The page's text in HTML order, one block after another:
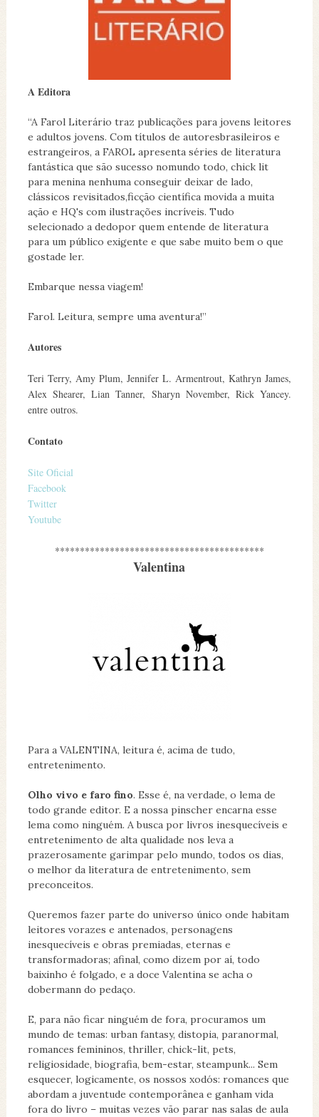
A Editora
“A Farol Literário traz publicações para jovens leitores
e adultos jovens. Com títulos de autoresbrasileiros e
estrangeiros, a FAROL apresenta séries de literatura
fantástica que são sucesso nomundo todo, chick lit
para menina nenhuma conseguir deixar de lado,
clássicos revisitados,ficção científica movida a muita
ação e HQ's com ilustrações incríveis. Tudo
selecionado a dedopor quem entende de literatura
para um público exigente e que sabe muito bem o que
gostade ler.
Embarque nessa viagem!
Farol. Leitura, sempre uma aventura!”
Autores
Teri Terry, Amy Plum, Jennifer L. Armentrout, Kathryn James,
Alex Shearer, Lian Tanner, Sharyn November, Rick Yancey.
entre outros.
Contato
Site Oficial
Facebook
Twitter
Youtube
******************************************
Valentina
Para a VALENTINA, leitura é, acima de tudo,
entretenimento.
Olho vivo e faro fino. Esse é, na verdade, o lema de
todo grande editor. E a nossa pinscher encarna esse
lema como ninguém. A busca por livros inesquecíveis e
entretenimento de alta qualidade nos leva a
prazerosamente garimpar pelo mundo, todos os dias,
o melhor da literatura de entretenimento, sem
preconceitos.
Queremos fazer parte do universo único onde habitam
leitores vorazes e antenados, personagens
inesquecíveis e obras premiadas, eternas e
transformadoras; afinal, como dizem por aí, todo
baixinho é folgado, e a doce Valentina se acha o
dobermann do pedaço.
E, para não ficar ninguém de fora, procuramos um
mundo de temas: urban fantasy, distopia, paranormal,
romances femininos, thriller, chick-lit, pets,
religiosidade, biografia, bem-estar, steampunk... Sem
esquecer, logicamente, os nossos xodós: romances que
abordam a juventude contemporânea e ganham vida
fora do livro – muitas vezes vão parar nas salas de aula